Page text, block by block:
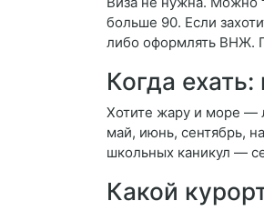
больше 90. Если
либо оформлять ВНЖ.
Когда
Хотите жару и море —
май, июнь, сентябрь,
школьных каникул —
Какой